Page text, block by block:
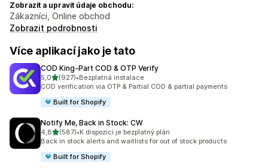
Zobrazit a upravit údaje obchodu:
Zákazníci, Online obchod
Zobrazit podrobnosti
Více aplikací jako je tato
COD King‑Part COD & OTP Verify
5,0z 5 hvězd
(927)
Celkový počet recenzí: 927
•Bezplatná instalace
COD verification via OTP & Partial COD & partial payments
Built for Shopify
Notify Me, Back in Stock: CW
4,8z 5 hvězd
(587)
Celkový počet recenzí: 587
•K dispozici je bezplatný plán
Back in stock alerts and waitlists for out of stock products
Built for Shopify